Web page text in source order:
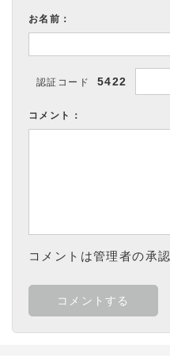
お名前：
認証コード 5422
コメント：
コメントは管理者の承